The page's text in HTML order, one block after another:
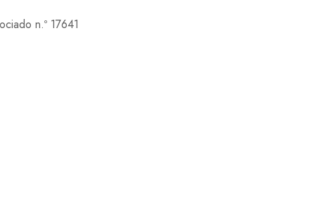
n.º 17641